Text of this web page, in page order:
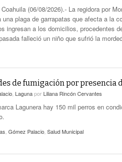
(06/08/2026).- La regidora por
plaga de garrapatas que afecta a la
ingresan a los domicilios, procedentes
falleció un niño que sufrió la
de fumigación por presencia
Lagunapor Liliana Rincón Cervantes
Lagunera hay 150 mil perros en
Gómez Palacio Salud Municipal